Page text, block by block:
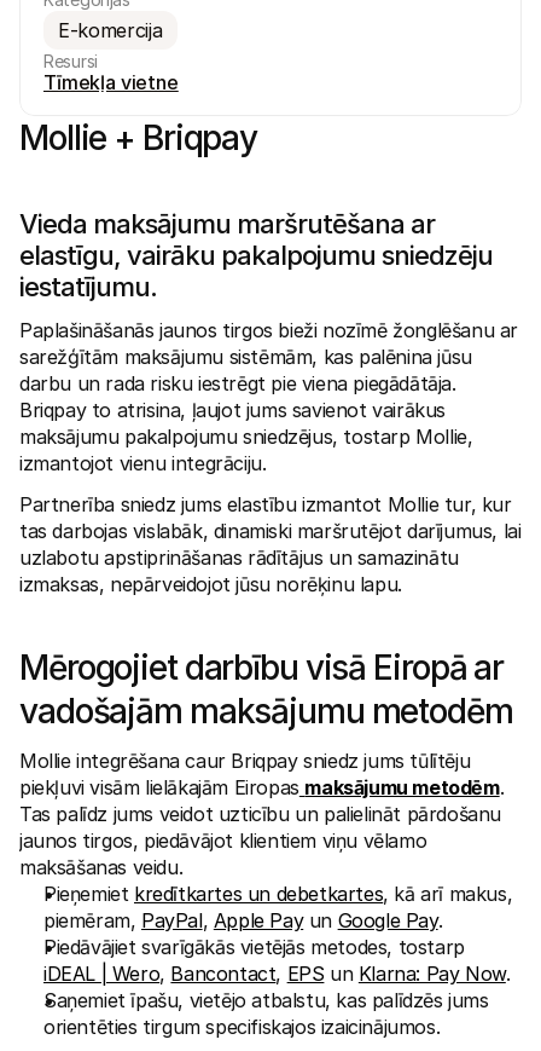
E-komercija
Resursi
Tīmekļa vietne
Mollie + Briqpay
Vieda maksājumu maršrutēšana ar
elastīgu, vairāku pakalpojumu sniedzēju
iestatījumu.
Paplašināšanās jaunos tirgos bieži nozīmē žonglēšanu ar
sarežģītām maksājumu sistēmām, kas palēnina jūsu
darbu un rada risku iestrēgt pie viena piegādātāja.
Briqpay to atrisina, ļaujot jums savienot vairākus
maksājumu pakalpojumu sniedzējus, tostarp Mollie,
izmantojot vienu integrāciju.
Partnerība sniedz jums elastību izmantot Mollie tur, kur
tas darbojas vislabāk, dinamiski maršrutējot darījumus, lai
uzlabotu apstiprināšanas rādītājus un samazinātu
izmaksas, nepārveidojot jūsu norēķinu lapu.
Mērogojiet darbību visā Eiropā ar
vadošajām maksājumu metodēm
Mollie integrēšana caur Briqpay sniedz jums tūlītēju
piekļuvi visām lielākajām Eiropas maksājumu metodēm.
Tas palīdz jums veidot uzticību un palielināt pārdošanu
jaunos tirgos, piedāvājot klientiem viņu vēlamo
maksāšanas veidu.
Pieņemiet kredītkartes un debetkartes, kā arī makus,
piemēram, PayPal, Apple Pay un Google Pay.
iDEAL | Wero, Bancontact, EPS un Klarna: Pay Now.
Saņemiet īpašu, vietējo atbalstu, kas palīdzēs jums
orientēties tirgum specifiskajos izaicinājumos.
Atklājiet izstrādātāju resursus un jaunumus
Bibliotēkas
Integrējiet Mollie ar gatavām bibliotēkām
Discord kopiena
Pievienojieties mūsu izstrādātāju kopienai
Cenas
Skatīt mūsu cenas
Par mums
Uzziniet vairāk par mūsu stāstu un
vērtībām
Jaunumi
Lasiet jaunākās Mollie ziņas
Karjeras
Nāc strādāt pie mums – mēs
meklējam kolēģus!
Sazināties
Pircējiem
Uzziniet, kāpēc Mollie ir jūsu bankas izrakstā
Mollie klientiem
Atklājiet, kā mēs varam palīdzēt jūsu uzņēmumam